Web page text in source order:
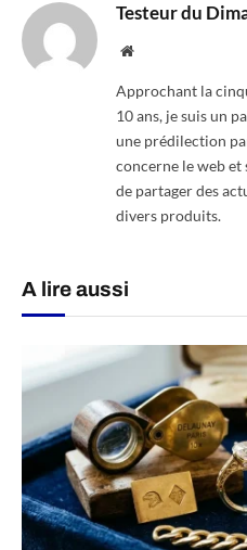
Testeur du
Website
Approchant la
10 ans, je suis un
une prédilection
concerne le web et
de partager des
divers produits.
A lire aussi